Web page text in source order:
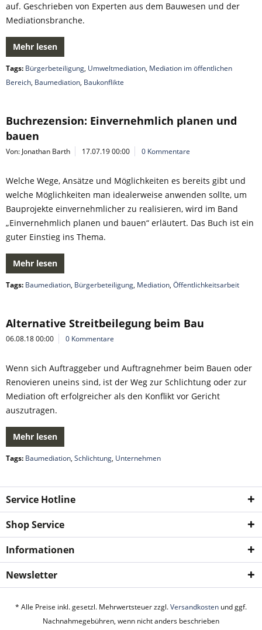
auf. Geschrieben von Experten aus dem Bauwesen und der
Mediationsbranche.
Mehr lesen
Tags: Bürgerbeteiligung, Umweltmediation, Mediation im öffentlichen
Bereich, Baumediation, Baukonflikte
Buchrezension: Einvernehmlich planen und
bauen
Von: Jonathan Barth 17.07.19 00:00 0 Kommentare
Welche Wege, Ansätze und Möglichkeiten es bereits gibt und
welche Möglichkeiten man idealerweise anwenden sollte, um
Bauprojekte einvernehmlicher zu realisieren, wird im Band
„Einvernehmlich planen und bauen“ erläutert. Das Buch ist ein
guter Einstieg ins Thema.
Mehr lesen
Tags: Baumediation, Bürgerbeteiligung, Mediation, Öffentlichkeitsarbeit
Alternative Streitbeilegung beim Bau
06.08.18 00:00 0 Kommentare
Wenn sich Auftraggeber und Auftragnehmer beim Bauen oder
Renovieren uneins sind, ist der Weg zur Schlichtung oder zur
Mediation oft erfolgreicher als den Konflikt vor Gericht
auszutragen.
Mehr lesen
Tags: Baumediation, Schlichtung, Unternehmen
Service Hotline
Shop Service
Informationen
Newsletter
* Alle Preise inkl. gesetzl. Mehrwertsteuer zzgl.Versandkosten und ggf.
Nachnahmegebühren, wenn nicht anders beschrieben